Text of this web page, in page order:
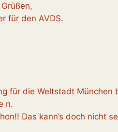
für den AVDS.
für die Weltstadt München
n.
Das kann’s doch nicht